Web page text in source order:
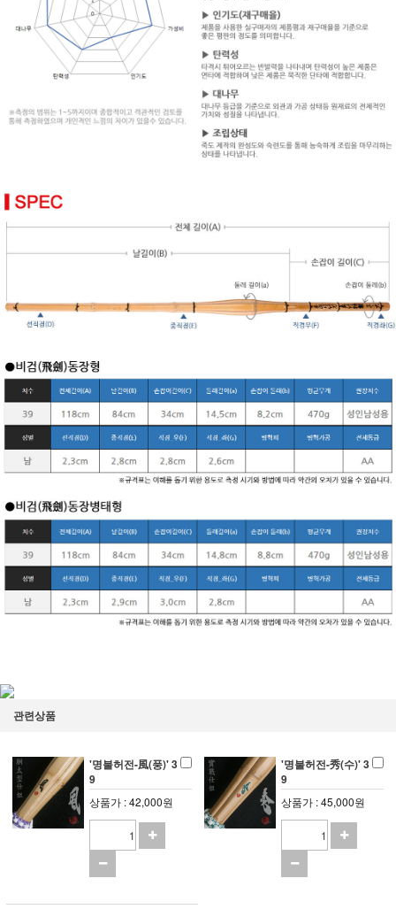
관련상품
'명불허전-風(풍)' 3
9
상품가 : 42,000원
'명불허전-秀(수)' 3
9
상품가 : 45,000원